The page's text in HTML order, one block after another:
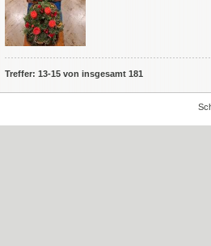
Treffer: 13-15 von insgesamt 181